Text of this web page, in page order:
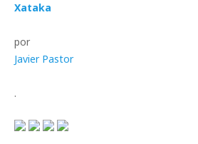
Xataka
por
Javier Pastor
.